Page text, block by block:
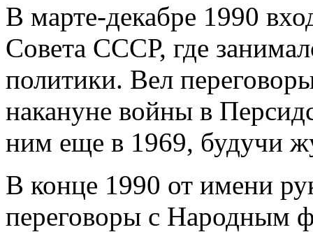
В марте-декабре 1990
Совета СССР, где
политики. Вел
накануне войны в
ним еще в 1969, будучи
В конце 1990 от имени
переговоры с Народным